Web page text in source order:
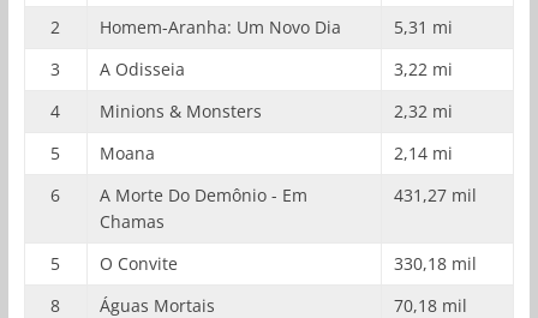
2
Homem-Aranha: Um Novo Dia
5,31 mi
3
A Odisseia
3,22 mi
4
Minions & Monsters
2,32 mi
5
Moana
2,14 mi
6
A Morte Do Demônio - Em
Chamas
431,27 mil
5 O Convite
330,18 mil
8
Águas Mortais
70,18 mil